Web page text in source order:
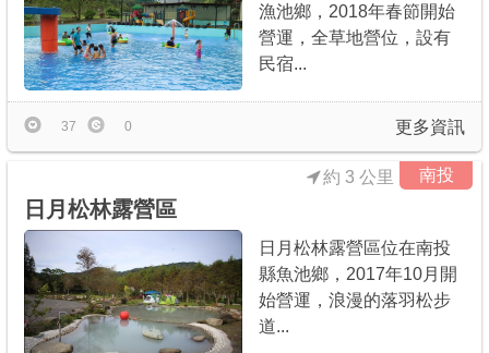
漁池鄉，2018年春節開始
營運，全草地營位，設有
民宿...
更多資訊
37 0
南投
日月松林露營區
約 3 公里
日月松林露營區位在南投
縣魚池鄉，2017年10月開
始營運，浪漫的落羽松步
道...